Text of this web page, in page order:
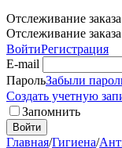
Отслеживание заказа
Отслеживание заказа
ВойтиРегистрация
E-mail
ПарольЗабыли
Создать учетную
Запомнить
Войти
Главная/Гигиена/